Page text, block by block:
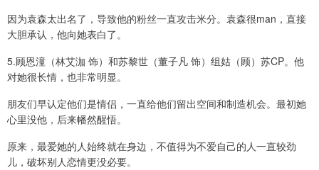
因为袁森太出名了，导致他的粉丝一直攻击米分。袁森很man，直接
大胆承认，他向她表白了。
5.顾恩潼（林艾泇 饰）和苏黎世（董子凡 饰）组姑（顾）苏CP。他
对她很长情，也非常明显。
朋友们早认定他们是情侣，一直给他们留出空间和制造机会。最初她
心里没他，后来幡然醒悟。
原来，最爱她的人始终就在身边，不值得为不爱自己的人一直较劲
儿，破坏别人恋情更没必要。